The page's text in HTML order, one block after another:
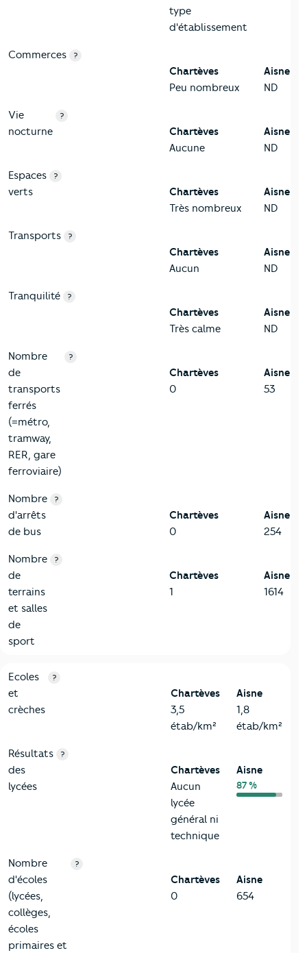
type
d'établissement
Commerces ?
Chartèves
Peu nombreux
Aisne
ND
Vie
nocturne
?
Chartèves
Aucune
Aisne
ND
Espaces
verts
?
Chartèves
Très nombreux
Aisne
ND
Transports ?
Chartèves
Aucun
Aisne
ND
Tranquilité ?
Chartèves
Très calme
Aisne
ND
Nombre
de
transports
ferrés
(=métro,
tramway,
RER, gare
ferroviaire)
?
Chartèves
0
Aisne
53
Nombre
d'arrêts
de bus
?
Chartèves
0
Aisne
254
Nombre
de
terrains
et salles
de
sport
?
Chartèves
1
Aisne
1614
4-Education
Critères
Ecoles
et
crèches
?
Chartèves
3,5
étab/km²
Aisne
1,8
étab/km²
Résultats
des
lycées
?
Chartèves
Aucun
lycée
général ni
technique
Aisne
87 %
Nombre
d'écoles
(lycées,
collèges,
écoles
primaires et
?
Chartèves
0
Aisne
654